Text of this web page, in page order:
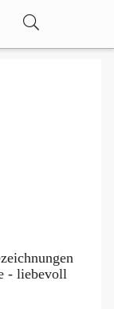
- liebevoll